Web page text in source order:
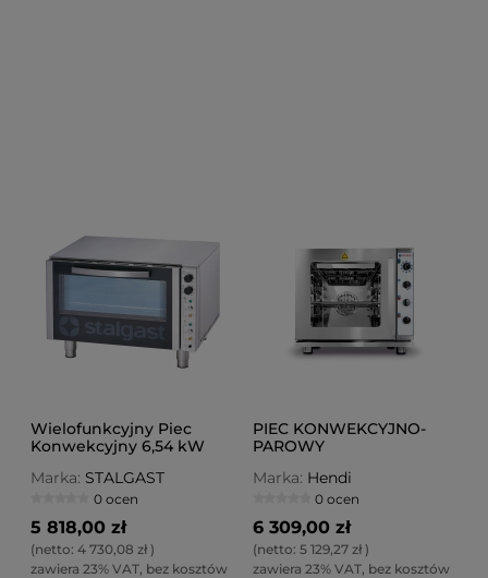
Wielofunkcyjny Piec
Konwekcyjny 6,54 kW
Marka: STALGAST
0 ocen
5 818,00 zł
(netto: 4 730,08 zł)
zawiera 23% VAT, bez kosztów
PIEC KONWEKCYJNO-
PAROWY
2/3
Marka: Hendi
0 ocen
6 309,00 zł
(netto: 5 129,27 zł)
zawiera 23% VAT, bez kosztów